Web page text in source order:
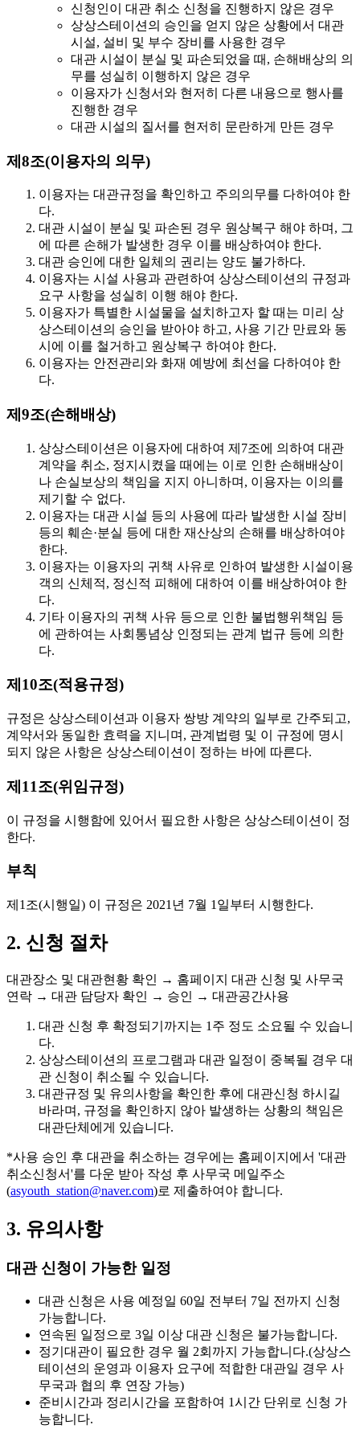
신청인이 대관 취소 신청을 진행하지 않은 경우
상상스테이션의 승인을 얻지 않은 상황에서 대관
시설, 설비 및 부수 장비를 사용한 경우
대관 시설이 분실 및 파손되었을 때, 손해배상의 의
무를 성실히 이행하지 않은 경우
이용자가 신청서와 현저히 다른 내용으로 행사를
진행한 경우
대관 시설의 질서를 현저히 문란하게 만든 경우
제8조(이용자의 의무)
이용자는 대관규정을 확인하고 주의의무를 다하여야 한
다.
대관 시설이 분실 및 파손된 경우 원상복구 해야 하며, 그
에 따른 손해가 발생한 경우 이를 배상하여야 한다.
대관 승인에 대한 일체의 권리는 양도 불가하다.
이용자는 시설 사용과 관련하여 상상스테이션의 규정과
요구 사항을 성실히 이행 해야 한다.
이용자가 특별한 시설물을 설치하고자 할 때는 미리 상
상스테이션의 승인을 받아야 하고, 사용 기간 만료와 동
시에 이를 철거하고 원상복구 하여야 한다.
이용자는 안전관리와 화재 예방에 최선을 다하여야 한
다.
제9조(손해배상)
상상스테이션은 이용자에 대하여 제7조에 의하여 대관
계약을 취소, 정지시켰을 때에는 이로 인한 손해배상이
나 손실보상의 책임을 지지 아니하며, 이용자는 이의를
제기할 수 없다.
이용자는 대관 시설 등의 사용에 따라 발생한 시설 장비
등의 훼손·분실 등에 대한 재산상의 손해를 배상하여야
한다.
이용자는 이용자의 귀책 사유로 인하여 발생한 시설이용
객의 신체적, 정신적 피해에 대하여 이를 배상하여야 한
다.
기타 이용자의 귀책 사유 등으로 인한 불법행위책임 등
에 관하여는 사회통념상 인정되는 관계 법규 등에 의한
다.
제10조(적용규정)
규정은 상상스테이션과 이용자 쌍방 계약의 일부로 간주되고,
계약서와 동일한 효력을 지니며, 관계법령 및 이 규정에 명시
되지 않은 사항은 상상스테이션이 정하는 바에 따른다.
제11조(위임규정)
이 규정을 시행함에 있어서 필요한 사항은 상상스테이션이 정
한다.
부칙
제1조(시행일) 이 규정은 2021년 7월 1일부터 시행한다.
2. 신청 절차
대관장소 및 대관현황 확인 → 홈페이지 대관 신청 및 사무국
연락 → 대관 담당자 확인 → 승인 → 대관공간사용
대관 신청 후 확정되기까지는 1주 정도 소요될 수 있습니
다.
상상스테이션의 프로그램과 대관 일정이 중복될 경우 대
관 신청이 취소될 수 있습니다.
대관규정 및 유의사항을 확인한 후에 대관신청 하시길
바라며, 규정을 확인하지 않아 발생하는 상황의 책임은
대관단체에게 있습니다.
*사용 승인 후 대관을 취소하는 경우에는 홈페이지에서 '대관
취소신청서'를 다운 받아 작성 후 사무국 메일주소
(asyouth_station@naver.com)로 제출하여야 합니다.
3. 유의사항
대관 신청이 가능한 일정
대관 신청은 사용 예정일 60일 전부터 7일 전까지
신청
가능합니다.
연속된 일정으로 3일 이상 대관 신청은 불가능합니다.
정기대관이 필요한 경우 월 2회까지
가능합니다.(상상스
테이션의 운영과 이용자 요구에 적합한 대관일 경우 사
무국과 협의 후 연장 가능)
준비시간과 정리시간을 포함하여 1시간 단위 로 신청 가
능합니다.